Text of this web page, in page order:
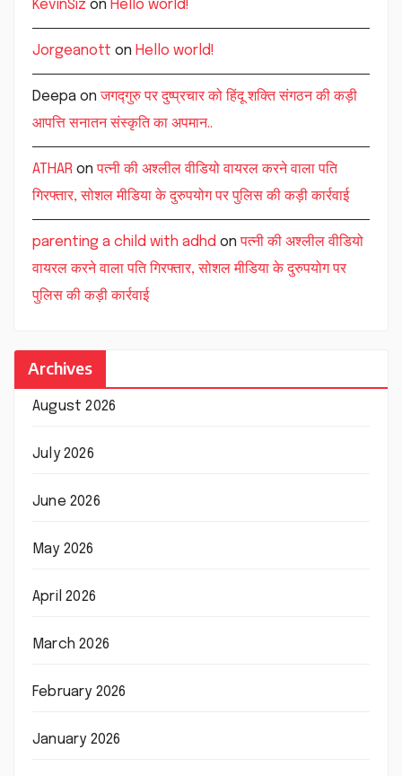
KevinSiz on Hello world!
Jorgeanott on Hello world!
Deepa onजगद्गुरु पर दुष्प्रचार को हिंदू शक्ति संगठन की कड़ी
आपत्ति सनातन संस्कृति का अपमान..
ATHAR onपत्नी की अश्लील वीडियो वायरल करने वाला पति
गिरफ्तार, सोशल मीडिया के दुरुपयोग पर पुलिस की कड़ी कार्रवाई
parenting a child with adhd onपत्नी की अश्लील वीडियो
वायरल करने वाला पति गिरफ्तार, सोशल मीडिया के दुरुपयोग पर
पुलिस की कड़ी कार्रवाई
Archives
August 2026
July 2026
June 2026
May 2026
April 2026
March 2026
February 2026
January 2026